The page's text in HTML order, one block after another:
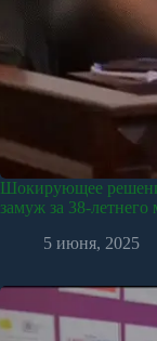
Шокирующее
замуж за 38-
5 июня, 2025